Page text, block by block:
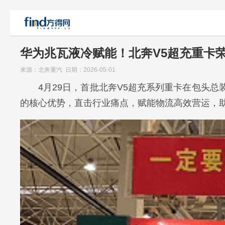
华为兆瓦液冷赋能！北奔V5超充重卡
来源：北奔重汽 日期：2026-05-01
4月29日，首批北奔V5超充系列重卡在包头总
的核心优势，直击行业痛点，赋能物流高效营运